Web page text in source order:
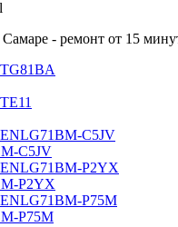
- ремонт от 15
C5JV
P2YX
P75M